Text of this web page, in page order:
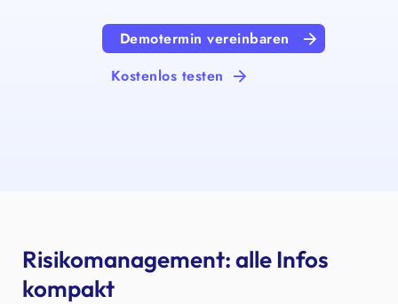
Demotermin vereinbaren
Kostenlos testen
Risikomanagement: alle Infos
kompakt